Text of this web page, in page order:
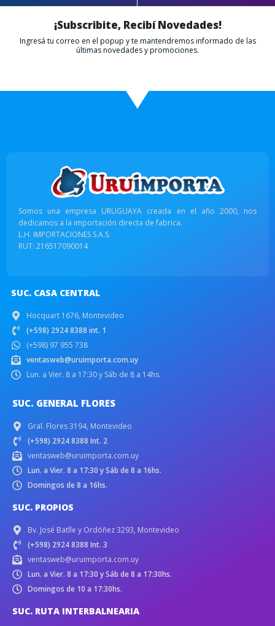
¡Subscribite, Recibí Novedades!
Ingresá tu correo en el popup y te mantendremos informado de las
últimas novedades y promociones.
Somos una empresa URUGUAYA creada en el año 2000, nos
dedicamos a la importación directa de fabrica.
L.H. IMPORTACIONES S.A.S.
RUT: 216517090014
SUC. CASA CENTRAL
Hocquart 1676, Montevideo
(+598) 2924 8388 int. 1
(+598) 97 955 738
ventasweb@uruimporta.com.uy
Lun. a Vier. 8 a 17:30 y Sáb de 8 a 14hs.
SUC. GENERAL FLORES
Gral. Flores 3194, Montevideo
(+598) 2924 8388 Int. 2
ventasweb@uruimporta.com.uy
Lun. a Vier. 8 a 17:30 y Sáb de 8 a 16hs.
Domingos de 8 a 16hs.
SUC. PROPIOS
Bv. José Batlle y Ordóñez 3293, Montevideo
(+598) 2924 8388 Int. 3
ventasweb@uruimporta.com.uy
Lun. a Vier. 8 a 17:30 y Sáb de 8 a 17:30hs.
Domingos de 10 a 17:30hs.
SUC. RUTA INTERBALNEARIA